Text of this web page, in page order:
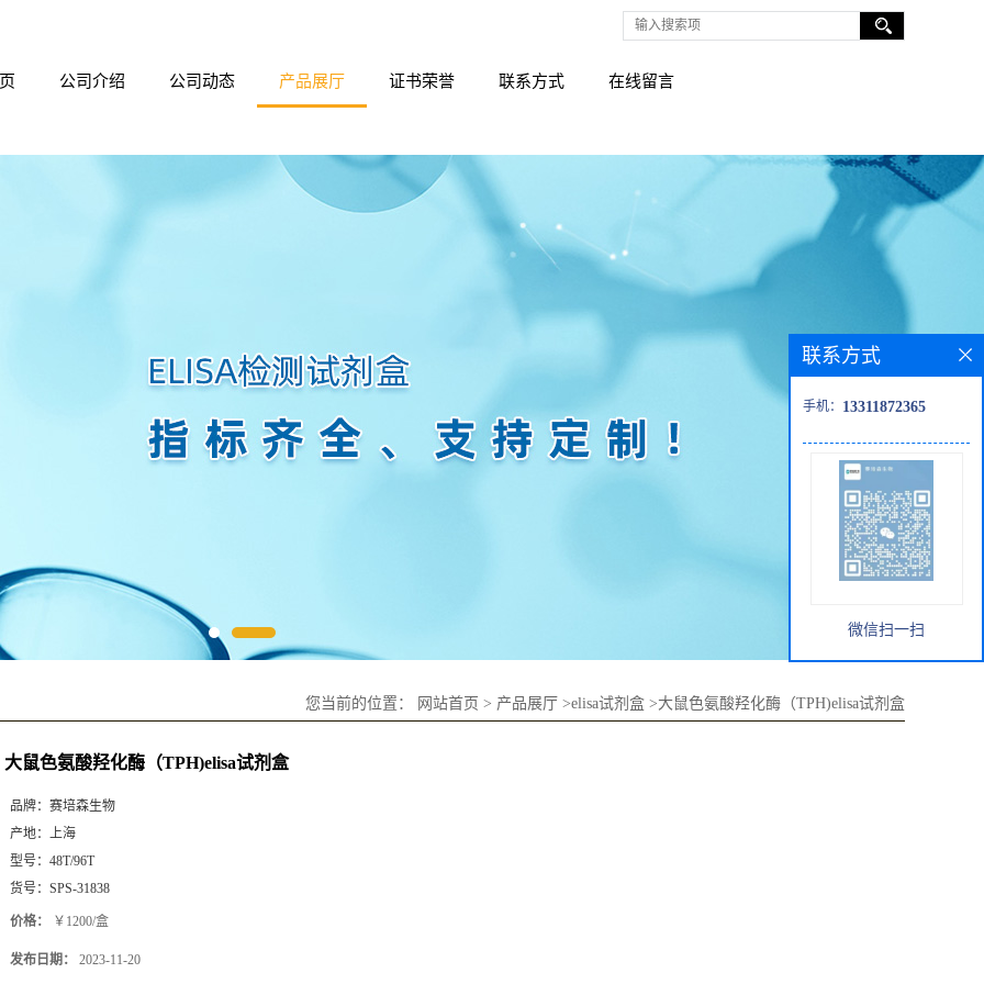
公司介绍 公司动态 产品展厅 证书荣誉 联系方式 在线留言
您当前的位置： 网站首页 > 产品展厅 >elisa试剂盒 >大鼠色氨酸羟化酶（TPH)elisa试剂盒
大鼠色氨酸羟化酶（TPH)elisa试剂盒
品牌： 赛培森生物
产地： 上海
型号： 48T/96T
货号： SPS-31838
价格： ￥1200/盒
发布日期： 2023-11-20
联系方式
手机： 13311872365
微信扫一扫